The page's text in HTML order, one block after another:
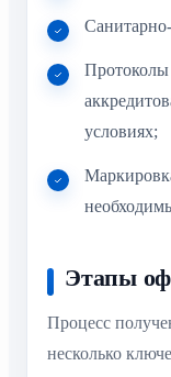
Протоколы
условиях;
Этапы
Процесс
несколько